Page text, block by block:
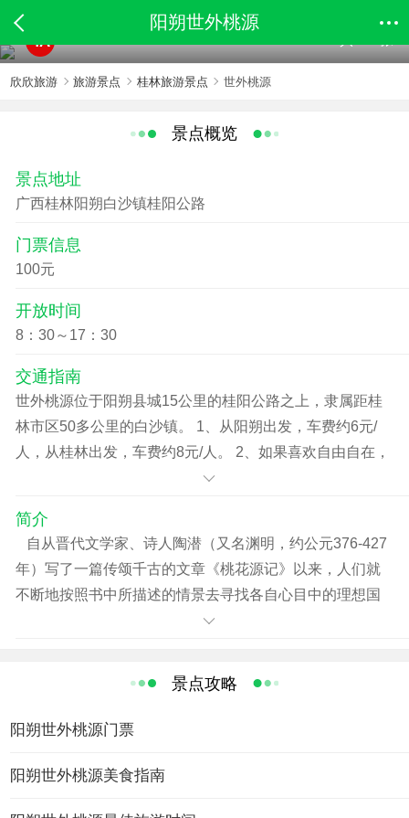
阳朔世外桃源
4A
欣欣旅游 旅游景点 桂林旅游景点 世外桃源
景点概览
景点地址
广西桂林阳朔白沙镇桂阳公路
门票信息
100元
开放时间
8：30～17：30
交通指南
世外桃源位于阳朔县城15公里的桂阳公路之上，隶属距桂
林市区50多公里的白沙镇。 1、从阳朔出发，车费约6元/
人，从桂林出发，车费约8元/人。 2、如果喜欢自由自在，
也可在阳朔租辆自行车前往，沿途细细品味阳朔到“世外桃
简介
自从晋代文学家、诗人陶潜（又名渊明，约公元376-427
年）写了一篇传颂千古的文章《桃花源记》以来，人们就
不断地按照书中所描述的情景去寻找各自心目中的理想国
汉代以来的古驿道地区，至今那里仍有不少汉墓群遗址。
笔架山一带周边十余里范围内，村民们均有种植桃树的习
花和雪白的茹菜花，再镶以紫红色的红花草，一眼望去，
景点攻略
阳朔世外桃源门票
阳朔世外桃源美食指南